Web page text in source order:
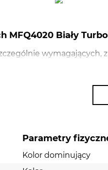
MFQ4020 Biały
Parametry
Kolor dominujący